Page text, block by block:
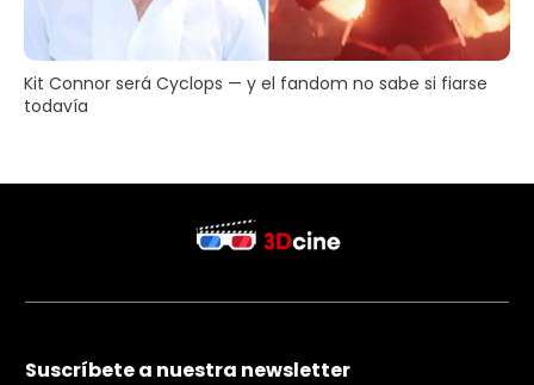
Kit Connor será Cyclops — y el fandom no sabe si fiarse
todavía
Suscríbete a nuestra newsletter